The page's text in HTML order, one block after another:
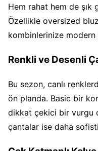
Hem rahat hem de şık
Özellikle oversized
kombinlerinize modern
Renkli ve Desenli
Bu sezon, canlı
ön planda. Basic bir
dikkat çekici bir vurgu
çantalar ise daha